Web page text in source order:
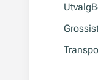
Utvalg